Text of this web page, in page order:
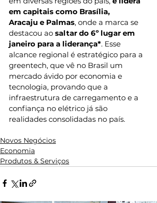
em capitais como Brasília,
Aracaju e Palmas, onde a marca se
destacou ao saltar do 6º lugar em
janeiro para a liderança*. Esse
alcance regional é estratégico para a
greentech, que vê no Brasil um
mercado ávido por economia e
tecnologia, provando que a
infraestrutura de carregamento e a
confiança no elétrico já são
realidades consolidadas no país.
Novos Negócios
Economia
Produtos & Serviços